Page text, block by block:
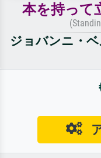
本を持って
ジョバンニ・